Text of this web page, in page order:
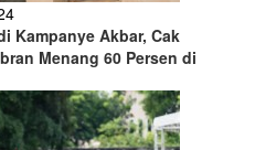
Kampanye Akbar, Cak
Menang 60 Persen di